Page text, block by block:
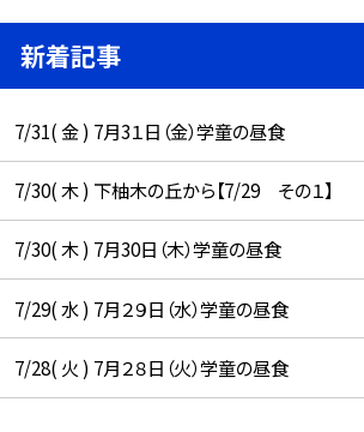
新着記事
7/31( 金 ) 7月3１日（金）学童の昼食
7/30( 木 ) 下柚木の丘から【7/29 その１】
7/30( 木 ) 7月30日（木）学童の昼食
7/29( 水 ) 7月２９日（水）学童の昼食
7/28( 火 ) 7月２８日（火）学童の昼食